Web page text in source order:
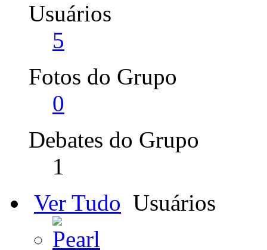
Usuários
5
Fotos do Grupo
0
Debates do Grupo
1
Ver Tudo Usuários